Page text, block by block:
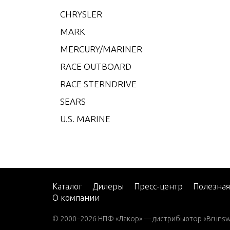
CHRYSLER
MARK
MERCURY/MARINER
RACE OUTBOARD
RACE STERNDRIVE
SEARS
U.S. MARINE
CMD
CMD
CMD
Каталог Дилеры Пресс-центр
О компании
© 2000–2026 НПФ «Лакор» — дистрибьютор